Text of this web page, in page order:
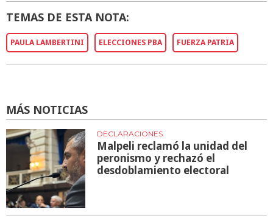
TEMAS DE ESTA NOTA:
PAULA LAMBERTINI ELECCIONES PBA FUERZA PATRIA
MÁS NOTICIAS
DECLARACIONES
Malpeli reclamó la unidad del
peronismo y rechazó el
desdoblamiento electoral